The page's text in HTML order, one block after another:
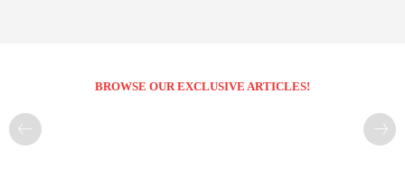
BROWSE OUR EXCLUSIVE ARTICLES!